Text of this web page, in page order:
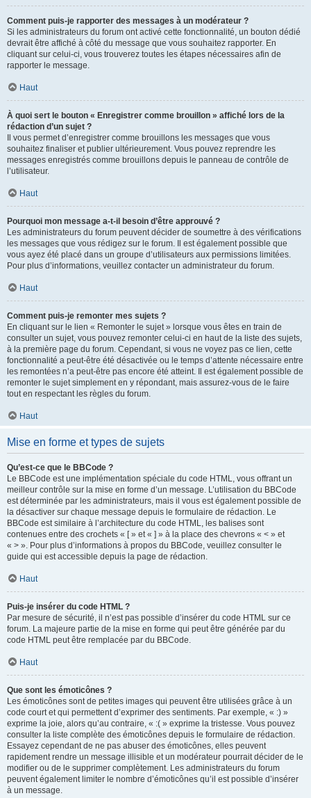
Comment puis-je rapporter des messages à un modérateur ?
Si les administrateurs du forum ont activé cette fonctionnalité, un bouton dédié
devrait être affiché à côté du message que vous souhaitez rapporter. En
cliquant sur celui-ci, vous trouverez toutes les étapes nécessaires afin de
rapporter le message.
Haut
À quoi sert le bouton « Enregistrer comme brouillon » affiché lors de la
rédaction d’un sujet ?
Il vous permet d’enregistrer comme brouillons les messages que vous
souhaitez finaliser et publier ultérieurement. Vous pouvez reprendre les
messages enregistrés comme brouillons depuis le panneau de contrôle de
l’utilisateur.
Haut
Pourquoi mon message a-t-il besoin d’être approuvé ?
Les administrateurs du forum peuvent décider de soumettre à des vérifications
les messages que vous rédigez sur le forum. Il est également possible que
vous ayez été placé dans un groupe d’utilisateurs aux permissions limitées.
Pour plus d’informations, veuillez contacter un administrateur du forum.
Haut
Comment puis-je remonter mes sujets ?
En cliquant sur le lien « Remonter le sujet » lorsque vous êtes en train de
consulter un sujet, vous pouvez remonter celui-ci en haut de la liste des sujets,
à la première page du forum. Cependant, si vous ne voyez pas ce lien, cette
fonctionnalité a peut-être été désactivée ou le temps d’attente nécessaire entre
les remontées n’a peut-être pas encore été atteint. Il est également possible de
remonter le sujet simplement en y répondant, mais assurez-vous de le faire
tout en respectant les règles du forum.
Haut
Mise en forme et types de sujets
Qu’est-ce que le BBCode ?
Le BBCode est une implémentation spéciale du code HTML, vous offrant un
meilleur contrôle sur la mise en forme d’un message. L’utilisation du BBCode
est déterminée par les administrateurs, mais il vous est également possible de
la désactiver sur chaque message depuis le formulaire de rédaction. Le
BBCode est similaire à l’architecture du code HTML, les balises sont
contenues entre des crochets « [ » et « ] » à la place des chevrons « < » et
« > ». Pour plus d’informations à propos du BBCode, veuillez consulter le
guide qui est accessible depuis la page de rédaction.
Haut
Puis-je insérer du code HTML ?
Par mesure de sécurité, il n’est pas possible d’insérer du code HTML sur ce
forum. La majeure partie de la mise en forme qui peut être générée par du
code HTML peut être remplacée par du BBCode.
Haut
Que sont les émoticônes ?
Les émoticônes sont de petites images qui peuvent être utilisées grâce à un
code court et qui permettent d’exprimer des sentiments. Par exemple, « :) »
exprime la joie, alors qu’au contraire, « :( » exprime la tristesse. Vous pouvez
consulter la liste complète des émoticônes depuis le formulaire de rédaction.
Essayez cependant de ne pas abuser des émoticônes, elles peuvent
rapidement rendre un message illisible et un modérateur pourrait décider de le
modifier ou de le supprimer complètement. Les administrateurs du forum
peuvent également limiter le nombre d’émoticônes qu’il est possible d’insérer
à un message.